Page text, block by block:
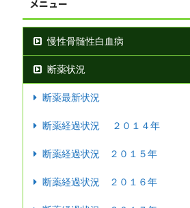
メニュー
慢性骨髄性白血病
断薬状況
断薬最新状況
断薬経過状況 ２０１４年
断薬経過状況 ２０１５年
断薬経過状況 ２０１６年